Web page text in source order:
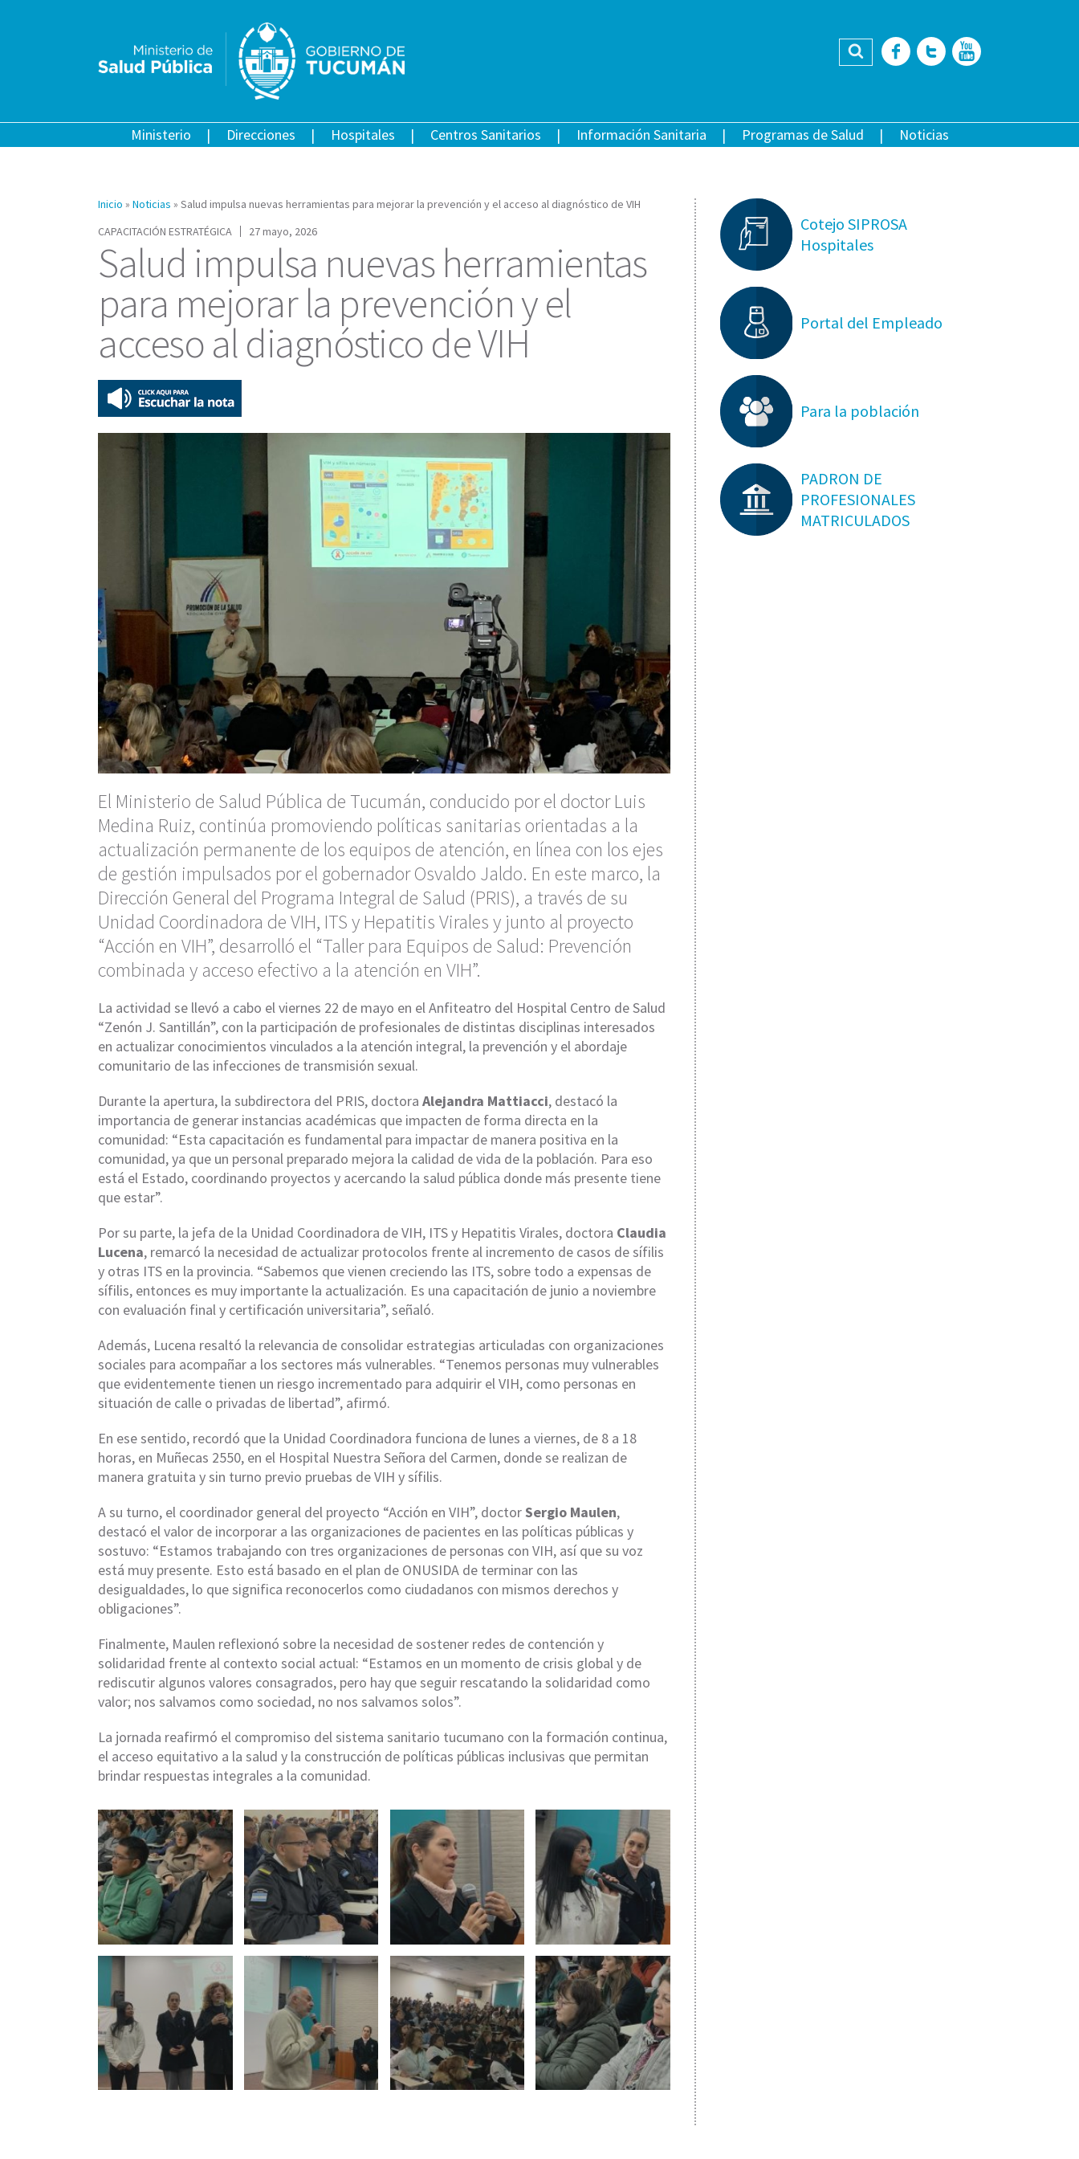
Buscar Facebook
Twitter
Ministerio Direcciones Hospitales Centros Sanitarios Información Sanitaria Programas de Salud Noticias
Inicio » Noticias » Salud impulsa nuevas herramientas para mejorar la prevención y el acceso al diagnóstico de VIH
CAPACITACIÓN ESTRATÉGICA
27 mayo, 2026
Salud impulsa nuevas herramientas
para mejorar la prevención y el
acceso al diagnóstico de VIH
El Ministerio de Salud Pública de Tucumán, conducido por el doctor Luis
Medina Ruiz, continúa promoviendo políticas sanitarias orientadas a la
actualización permanente de los equipos de atención, en línea con los ejes
de gestión impulsados por el gobernador Osvaldo Jaldo. En este marco, la
Dirección General del Programa Integral de Salud (PRIS), a través de su
Unidad Coordinadora de VIH, ITS y Hepatitis Virales y junto al proyecto
“Acción en VIH”, desarrolló el “Taller para Equipos de Salud: Prevención
combinada y acceso efectivo a la atención en VIH”.
La actividad se llevó a cabo el viernes 22 de mayo en el Anfiteatro del Hospital Centro de Salud
“Zenón J. Santillán”, con la participación de profesionales de distintas disciplinas interesados
en actualizar conocimientos vinculados a la atención integral, la prevención y el abordaje
comunitario de las infecciones de transmisión sexual.
Durante la apertura, la subdirectora del PRIS, doctora Alejandra Mattiacci, destacó la
importancia de generar instancias académicas que impacten de forma directa en la
comunidad: “Esta capacitación es fundamental para impactar de manera positiva en la
comunidad, ya que un personal preparado mejora la calidad de vida de la población. Para eso
está el Estado, coordinando proyectos y acercando la salud pública donde más presente tiene
que estar”.
Por su parte, la jefa de la Unidad Coordinadora de VIH, ITS y Hepatitis Virales, doctora Claudia
Lucena, remarcó la necesidad de actualizar protocolos frente al incremento de casos de sífilis
y otras ITS en la provincia. “Sabemos que vienen creciendo las ITS, sobre todo a expensas de
sífilis, entonces es muy importante la actualización. Es una capacitación de junio a noviembre
con evaluación final y certificación universitaria”, señaló.
Además, Lucena resaltó la relevancia de consolidar estrategias articuladas con organizaciones
sociales para acompañar a los sectores más vulnerables. “Tenemos personas muy vulnerables
que evidentemente tienen un riesgo incrementado para adquirir el VIH, como personas en
situación de calle o privadas de libertad”, afirmó.
En ese sentido, recordó que la Unidad Coordinadora funciona de lunes a viernes, de 8 a 18
horas, en Muñecas 2550, en el Hospital Nuestra Señora del Carmen, donde se realizan de
manera gratuita y sin turno previo pruebas de VIH y sífilis.
A su turno, el coordinador general del proyecto “Acción en VIH”, doctorSergio Maulen,
destacó el valor de incorporar a las organizaciones de pacientes en las políticas públicas y
sostuvo: “Estamos trabajando con tres organizaciones de personas con VIH, así que su voz
está muy presente. Esto está basado en el plan de ONUSIDA de terminar con las
desigualdades, lo que significa reconocerlos como ciudadanos con mismos derechos y
obligaciones”.
Finalmente, Maulen reflexionó sobre la necesidad de sostener redes de contención y
solidaridad frente al contexto social actual: “Estamos en un momento de crisis global y de
rediscutir algunos valores consagrados, pero hay que seguir rescatando la solidaridad como
valor; nos salvamos como sociedad, no nos salvamos solos”.
La jornada reafirmó el compromiso del sistema sanitario tucumano con la formación continua,
el acceso equitativo a la salud y la construcción de políticas públicas inclusivas que permitan
brindar respuestas integrales a la comunidad.
Cotejo SIPROSA
Hospitales
Portal del Empleado
Para la población
PADRON DE
PROFESIONALES
MATRICULADOS